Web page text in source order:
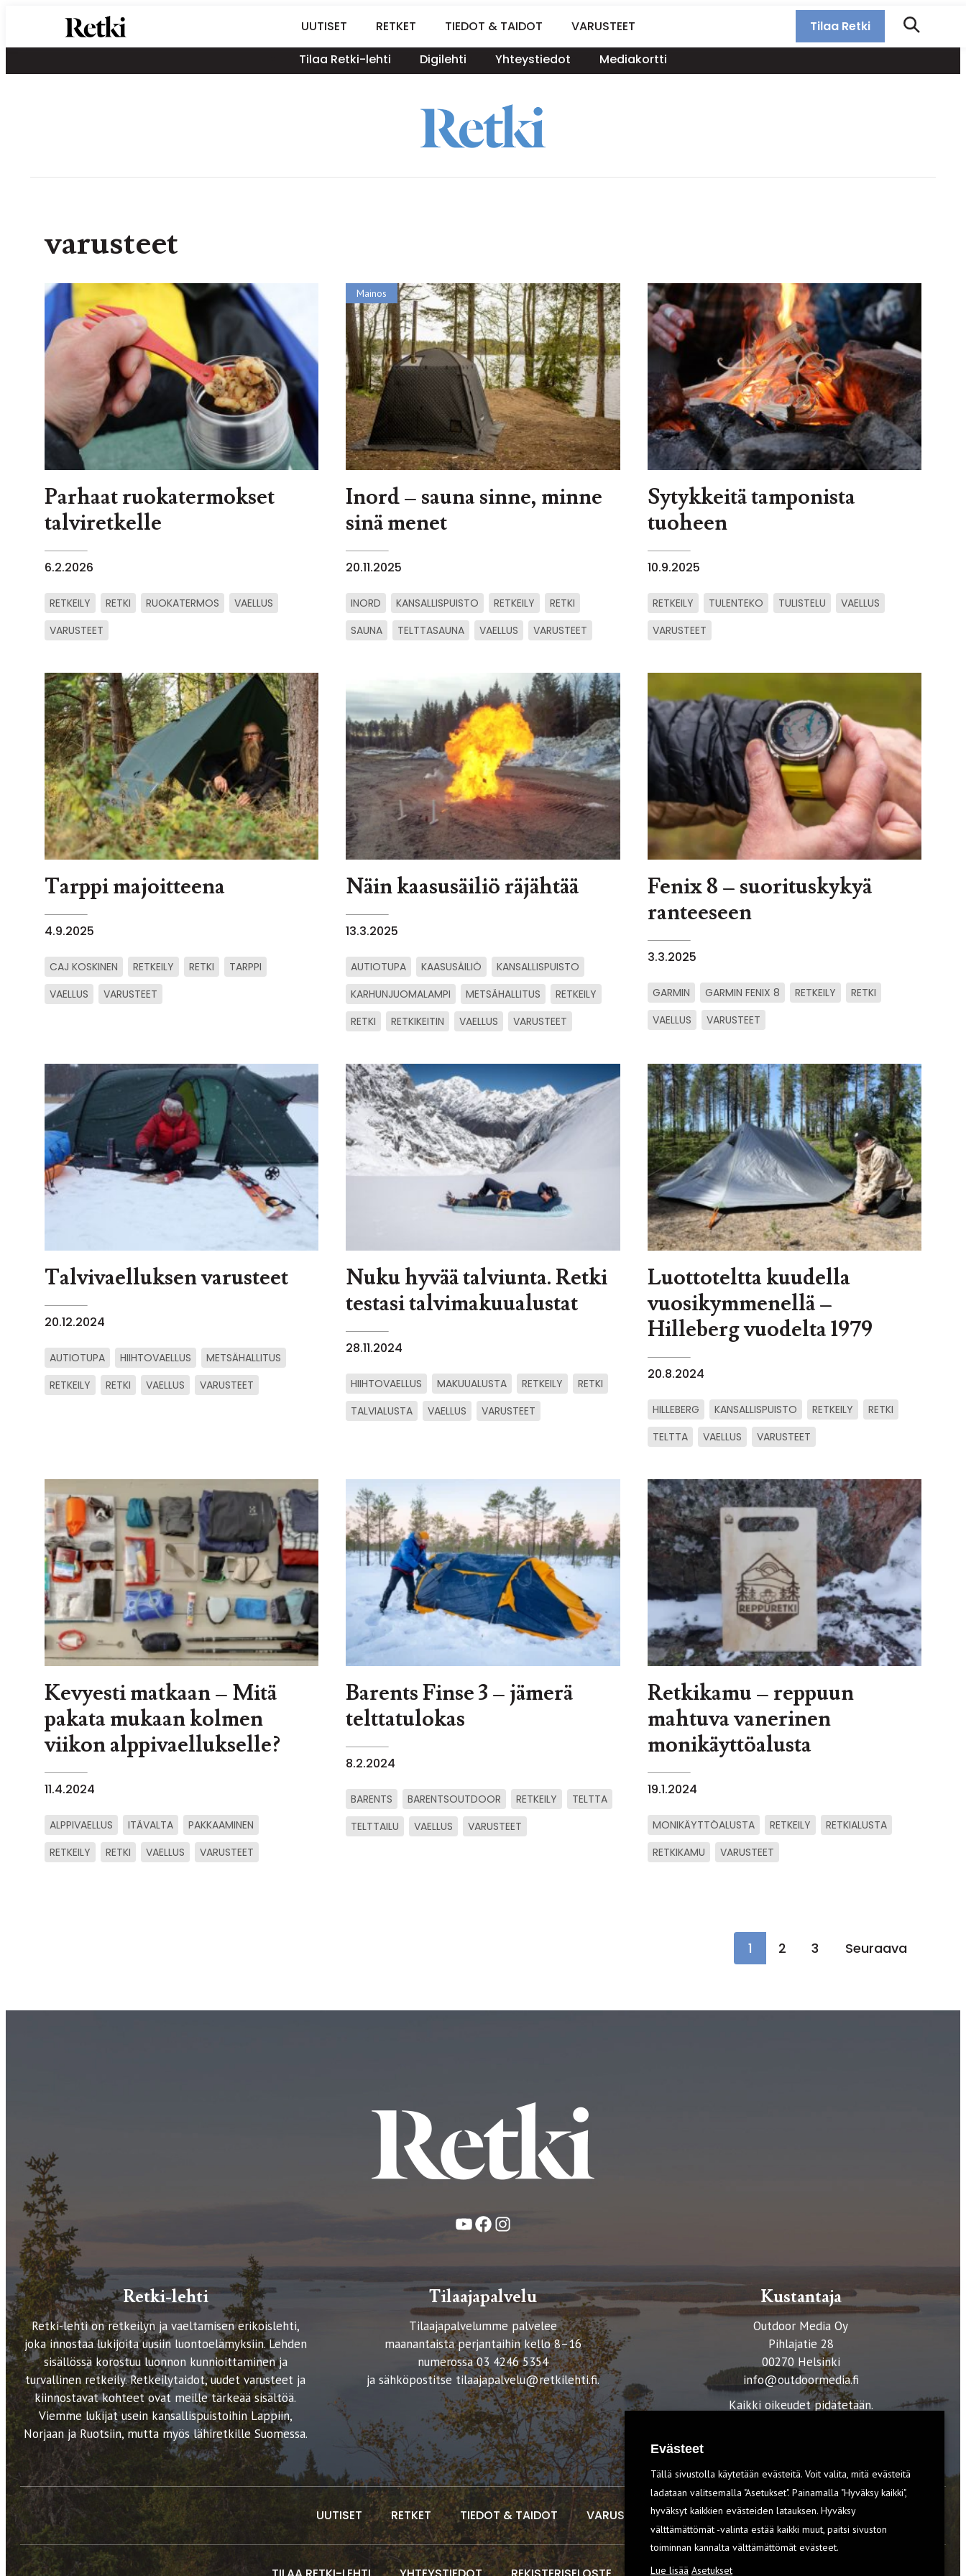
sisältöön
Retki-lehti
Retkeily,
vaellus,
UUTISET RETKET TIEDOT & TAIDOT VARUSTEET
Tilaa Retki
Tilaa Retki-lehti
Digilehti Yhteystiedot Mediakortti
varusteet
Parhaat ruokatermokset
talviretkelle
6.2.2026
RETKEILY RETKI RUOKATERMOS
VAELLUS
VARUSTEET
Inord – sauna sinne, minne
sinä menet
20.11.2025
INORD KANSALLISPUISTO RETKEILY
RETKI
SAUNA
TELTTASAUNA VAELLUS VARUSTEET
Sytykkeitä tamponista
tuoheen
10.9.2025
RETKEILY TULENTEKO TULISTELU
VAELLUS
VARUSTEET
Tarppi majoitteena
4.9.2025
CAJ KOSKINEN RETKEILY RETKI
TARPPI
VAELLUS
VARUSTEET
Näin kaasusäiliö räjähtää
13.3.2025
AUTIOTUPA KAASUSÄILIÖ
KANSALLISPUISTO
KARHUNJUOMALAMPI
METSÄHALLITUS
RETKEILY
RETKI
RETKIKEITIN VAELLUS VARUSTEET
Fenix 8 – suorituskykyä
ranteeseen
3.3.2025
GARMIN GARMIN FENIX 8 RETKEILY
RETKI
VAELLUS
VARUSTEET
Talvivaelluksen varusteet
20.12.2024
AUTIOTUPA HIIHTOVAELLUS
METSÄHALLITUS
RETKEILY
RETKI VAELLUS VARUSTEET
Nuku hyvää talviunta. Retki
testasi talvimakuualustat
28.11.2024
HIIHTOVAELLUS MAKUUALUSTA RETKEILY
RETKI
TALVIALUSTA
VAELLUS VARUSTEET
Luottoteltta kuudella
vuosikymmenellä –
Hilleberg vuodelta 1979
20.8.2024
HILLEBERG KANSALLISPUISTO RETKEILY
RETKI
TELTTA
VAELLUS VARUSTEET
Kevyesti matkaan – Mitä
pakata mukaan kolmen
viikon alppivaellukselle?
11.4.2024
ALPPIVAELLUS ITÄVALTA
PAKKAAMINEN
RETKEILY
RETKI VAELLUS VARUSTEET
Barents Finse 3 – jämerä
telttatulokas
8.2.2024
BARENTS BARENTSOUTDOOR RETKEILY
TELTTA
TELTTAILU
VAELLUS VARUSTEET
Retkikamu – reppuun
mahtuva vanerinen
monikäyttöalusta
19.1.2024
MONIKÄYTTÖALUSTA RETKEILY
RETKIALUSTA
RETKIKAMU
VARUSTEET
1 2 3 Seuraava
YouTube
FacebookInstagram
Retki-lehti
Retki-lehti on retkeilyn ja vaeltamisen erikoislehti,
joka innostaa lukijoita uusiin luontoelämyksiin. Lehden
sisällössä korostuu luonnon kunnioittaminen ja
turvallinen retkeily. Retkeilytaidot, uudet varusteet ja
kiinnostavat kohteet ovat meille tärkeää sisältöä.
Viemme lukijat usein kansallispuistoihin Lappiin,
Norjaan ja Ruotsiin, mutta myös lähiretkille Suomessa.
Tilaajapalvelu
Tilaajapalvelumme palvelee
maanantaista perjantaihin kello 8–16
numerossa 03 4246 5354
ja sähköpostitse tilaajapalvelu@retkilehti.fi.
Kustantaja
Outdoor Media Oy
Pihlajatie 28
00270 Helsinki
info@outdoormedia.fi
Kaikki oikeudet pidätetään.
UUTISET RETKET TIEDOT & TAIDOT VARUSTEET
Evästeet
Tällä sivustolla käytetään evästeitä. Voit valita, mitä evästeitä
ladataan valitsemalla "Asetukset". Painamalla "Hyväksy kaikki",
hyväksyt kaikkien evästeiden latauksen. Hyväksy
välttämättömät -valinta estää kaikki muut, paitsi sivuston
toiminnan kannalta välttämättömät evästeet.
Lue lisää Asetukset